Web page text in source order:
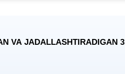
VA JADALLASHTIRADIGAN 3